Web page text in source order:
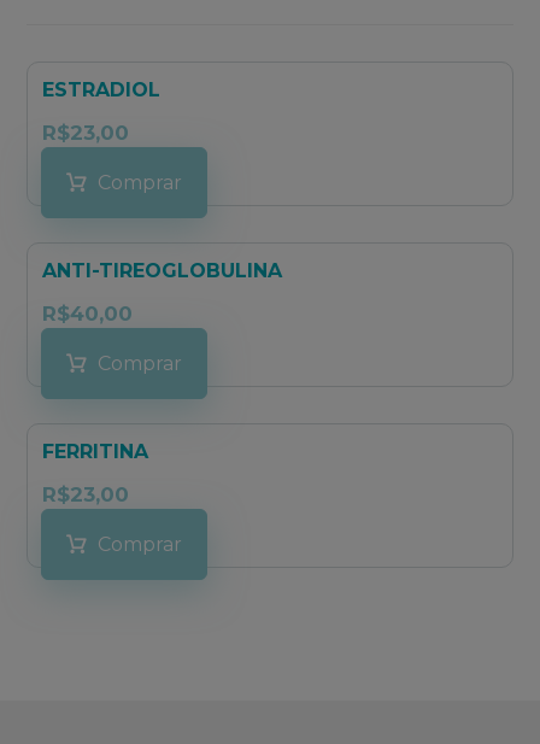
ESTRADIOL
R$23,00
Comprar
ANTI-TIREOGLOBULINA
R$40,00
Comprar
FERRITINA
R$23,00
Comprar